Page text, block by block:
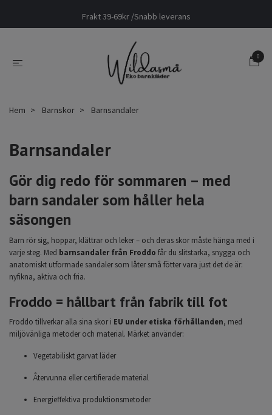
Frakt 39-69kr /Snabb leverans
0
Hem Barnskor Barnsandaler
Barnsandaler
Gör dig redo för sommaren – med
barn sandaler som håller hela
säsongen
Barn rör sig, hoppar, klättrar och leker – och deras skor måste hänga med i
varje steg. Med barnsandaler från Froddo får du slitstarka, snygga och
anatomiskt utformade sandaler som låter små fötter vara just det de är:
nyfikna, aktiva och fria.
Froddo = hållbart från fabrik till fot
Froddo tillverkar alla sina skor i EU under etiska förhållanden, med
miljövänliga metoder och material. Märket använder:
Vegetabiliskt garvat läder
Återvunna eller certifierade material
Energieffektiva produktionsmetoder